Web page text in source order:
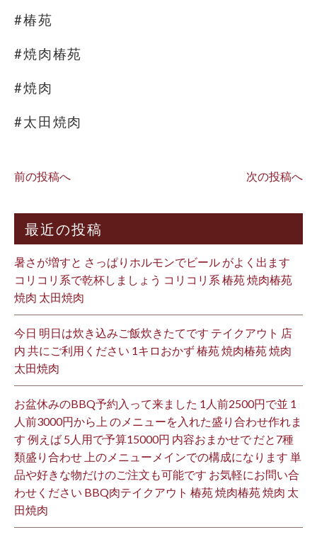
#椿苑
#焼肉椿苑
#焼肉
#太田焼肉
前の投稿へ 次の投稿へ
最近の投稿
暑さが増すと さっぱりホルモンでビール がよく出ます
コリコリ系で乾杯しましょう コリコリ系 椿苑 焼肉椿苑
焼肉 太田焼肉
今日 明日は炊き込みご飯炊きたてです テイクアウト 店
内 共にご利用ください 1キロおかず 椿苑 焼肉椿苑 焼肉
太田焼肉
お盆休みのBBQ予約入って来ました 1人前2500円で並 1
人前3000円から上 のメニューを入れた盛り合わせ作れま
す 例えば 5人用で予算15000円 内容おまかせで だと7種
類盛り合わせ 上のメニューメインでの構成になります 単
品や好きな物だけのご注文も可能です お気軽にお問い合
わせください BBQ肉テイクアウト 椿苑 焼肉椿苑 焼肉 太
田焼肉